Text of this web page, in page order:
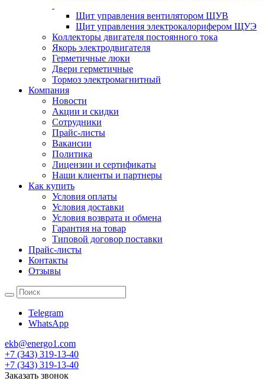
Щит управления вентилятором ЩУВ
Щит управления электрокалорифером ЩУЭ
Коллекторы двигателя постоянного тока
Якорь электродвигателя
Герметичные люки
Двери герметичные
Тормоз электромагнитный
Компания
Новости
Акции и скидки
Сотрудники
Прайс-листы
Вакансии
Политика
Лицензии и сертификаты
Наши клиенты и партнеры
Как купить
Условия оплаты
Условия доставки
Условия возврата и обмена
Гарантия на товар
Типовой договор поставки
Прайс-листы
Контакты
Отзывы
Telegram
WhatsApp
ekb@energo1.com
+7 (343) 319-13-40
+7 (343) 319-13-40
Заказать звонок